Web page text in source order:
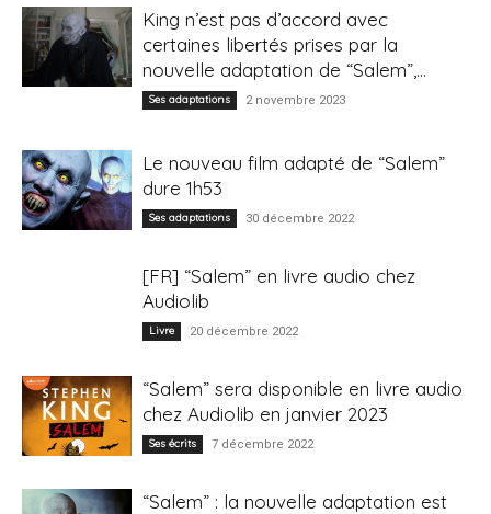
King n’est pas d’accord avec
certaines libertés prises par la
nouvelle adaptation de “Salem”,...
Ses adaptations 2 novembre 2023
Le nouveau film adapté de “Salem”
dure 1h53
Ses adaptations 30 décembre 2022
[FR] “Salem” en livre audio chez
Audiolib
Livre 20 décembre 2022
“Salem” sera disponible en livre audio
chez Audiolib en janvier 2023
Ses écrits 7 décembre 2022
“Salem” : la nouvelle adaptation est